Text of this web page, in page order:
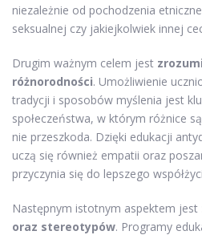
niezależnie od pochodzenia
seksualnej czy jakiejkolwiek innej
Drugim ważnym celem jest
różnorodności. Umożliwienie
tradycji i sposobów myślenia jest
społeczeństwa, w którym różnice
nie przeszkoda. Dzięki edukacji
uczą się również empatii oraz
przyczynia się do lepszego
Następnym istotnym aspektem jest
oraz stereotypów. Programy